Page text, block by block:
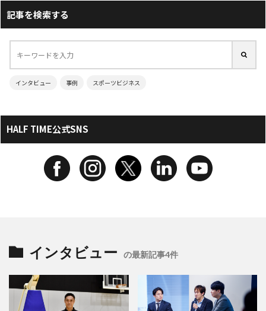
記事を検索する
インタビュー 事例 スポーツビジネス
HALF TIME公式SNS
インタビュー の最新記事4件